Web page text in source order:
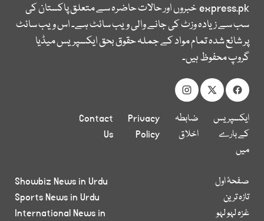
express.pkخبروں اور حالات حاضرہ سے متعلق پاکستان کی
سب سے زیادہ وزٹ کی جانے والی ویب سائٹ ہے۔ اس ویب سائٹ
پر شائع شدہ تمام مواد کے جملہ حقوق بحق ایکسپریس میڈیا
گروپ محفوظ ہیں۔
ایکسپریس
کے بارے
میں
ضابطہ
اخلاق
Privacy
Policy
Contact
Us
صفحۂ اول
تازہ ترین
غزہ لہو لہو
Showbiz News in Urdu
Sports News in Urdu
International News in